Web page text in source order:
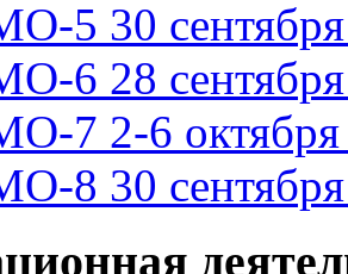
5 30 сентября
6 28 сентября
7 2-6 октября
8 30 сентября